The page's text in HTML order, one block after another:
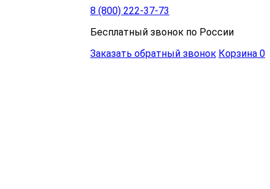
8 (800) 222-37-73
Бесплатный звонок по России
Заказать обратный звонок Корзина 0